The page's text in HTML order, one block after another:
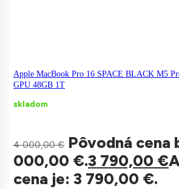
Apple MacBook Pro 16 SPACE BLACK M5 Pro 18-core CPU 20C
GPU 48GB 1T
skladom
4 000,00€ Pôvodná cena
000,00 €.3 790,00 €
cena je: 3 790,00 €.